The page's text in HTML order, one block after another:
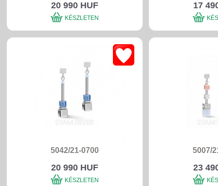
20 990 HUF
KÉSZLETEN
17
5042/21-0700
20 990 HUF
KÉSZLETEN
5007/
23